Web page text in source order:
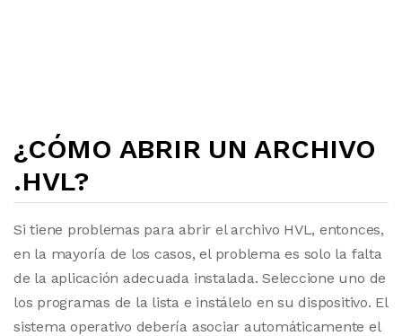
¿CÓMO ABRIR UN ARCHIVO
.HVL?
Si tiene problemas para abrir el archivo HVL, entonces,
en la mayoría de los casos, el problema es solo la falta
de la aplicación adecuada instalada. Seleccione uno de
los programas de la lista e instálelo en su dispositivo. El
sistema operativo debería asociar automáticamente el